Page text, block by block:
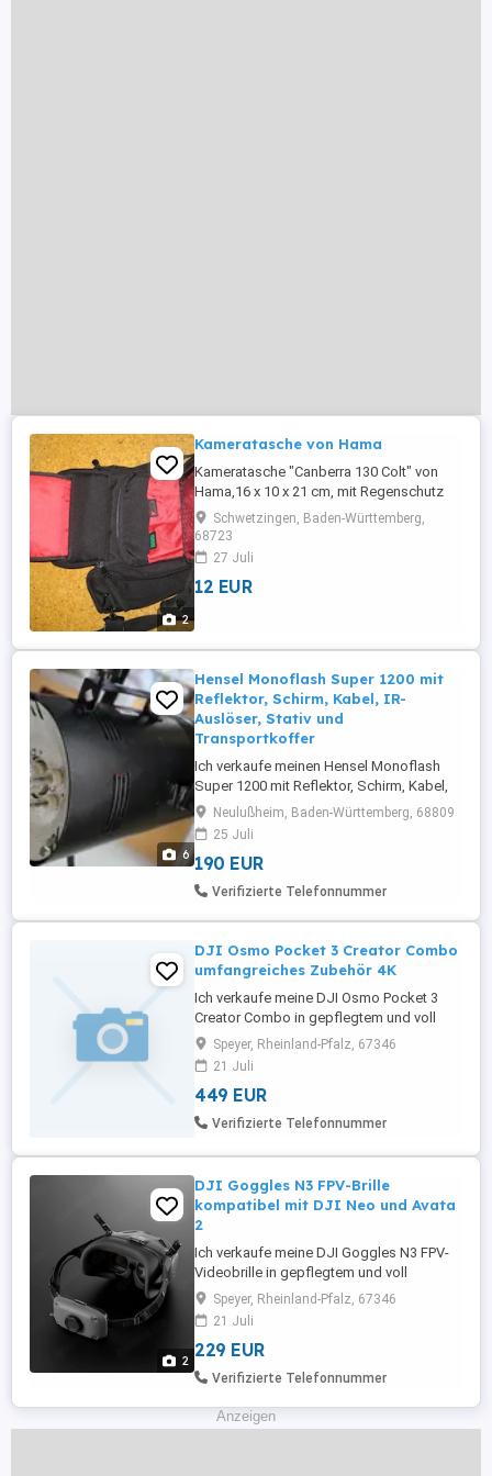
2
Kameratasche von Hama
Kameratasche "Canberra 130 Colt" von
Hama,16 x 10 x 21 cm, mit Regenschutz
durch integriete Regenhaube,
Dokumentenfach auf der Rückseite,
getrennte Fächer für volle und leere
stabiler Trägerriemen und Tragegriff, sehr
Schwetzingen, Baden-Württemberg,
68723
27 Juli
12 EUR
6
Hensel Monoflash Super 1200 mit
Reflektor, Schirm, Kabel, IR-
Auslöser, Stativ und
Transportkoffer
Ich verkaufe meinen Hensel Monoflash
Super 1200 mit Reflektor, Schirm, Kabel,
Stativ und Transportkoffer. Alles ist
gebraucht und sehr bewährt, sowie voll in
Funktion. Die Blitzröhre wurde 2018 von
Hensel ausgetauscht. Der IR-Auslöser ist
ein echter Oldie, aber erspart das Kabel,
Neulußheim, Baden-Württemberg, 68809
25 Juli
190 EUR
Verifizierte Telefonnummer
DJI Osmo Pocket 3 Creator Combo
umfangreiches Zubehör 4K
Ich verkaufe meine DJI Osmo Pocket 3
Creator Combo in gepflegtem und voll
funktionsfähigem Zustand. Die kompakte
Kamera verfügt über einen großen 1-Zoll-
CMOS-Sensor und einen integrierten 3-
Achsen-Gimbal. Dadurch sind besonders
ruhige, detailreiche 4K-Aufnahmen
Lichtverhältnissen ...
Speyer, Rheinland-Pfalz, 67346
21 Juli
449 EUR
Verifizierte Telefonnummer
2
DJI Goggles N3 FPV-Brille
kompatibel mit DJI Neo und Avata
2
Ich verkaufe meine DJI Goggles N3 FPV-
Videobrille in gepflegtem und voll
funktionsfähigem Zustand. Die Goggles
N3 bietet ein intensives Flugerlebnis aus
der Perspektive der Drohne. In Verbindung
mit einer kompatiblen DJI-Drohne und
dem DJI RC Motion 3 lassen sich
steuern. Die ...
Speyer, Rheinland-Pfalz, 67346
21 Juli
229 EUR
Verifizierte Telefonnummer
Anzeigen